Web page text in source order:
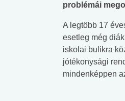
problémái
A legtöbb 17
esetleg még
iskolai bulikra
jótékonysági
mindenképpen